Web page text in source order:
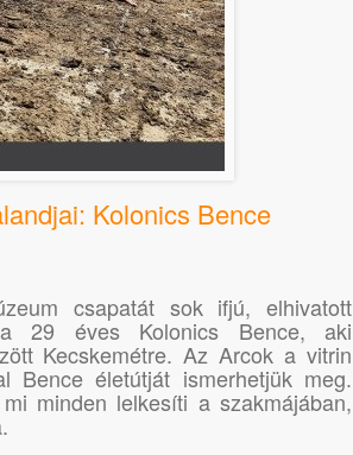
Kolonics Bence
csapatát sok ifjú, elhivatott
29 éves Kolonics Bence, aki
Kecskemétre. Az Arcok a vitrin
Bence életútját ismerhetjük meg.
minden lelkesíti a szakmájában,